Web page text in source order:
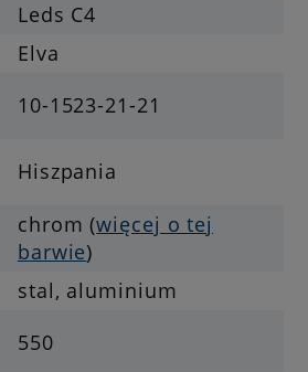
Leds C4
Elva
10-1523-21-21
Hiszpania
chrom (więcej o tej
barwie)
stal, aluminium
550